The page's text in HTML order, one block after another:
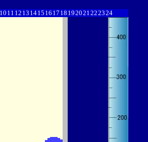
10 11 12 13 1415 16 17 18 192021222324